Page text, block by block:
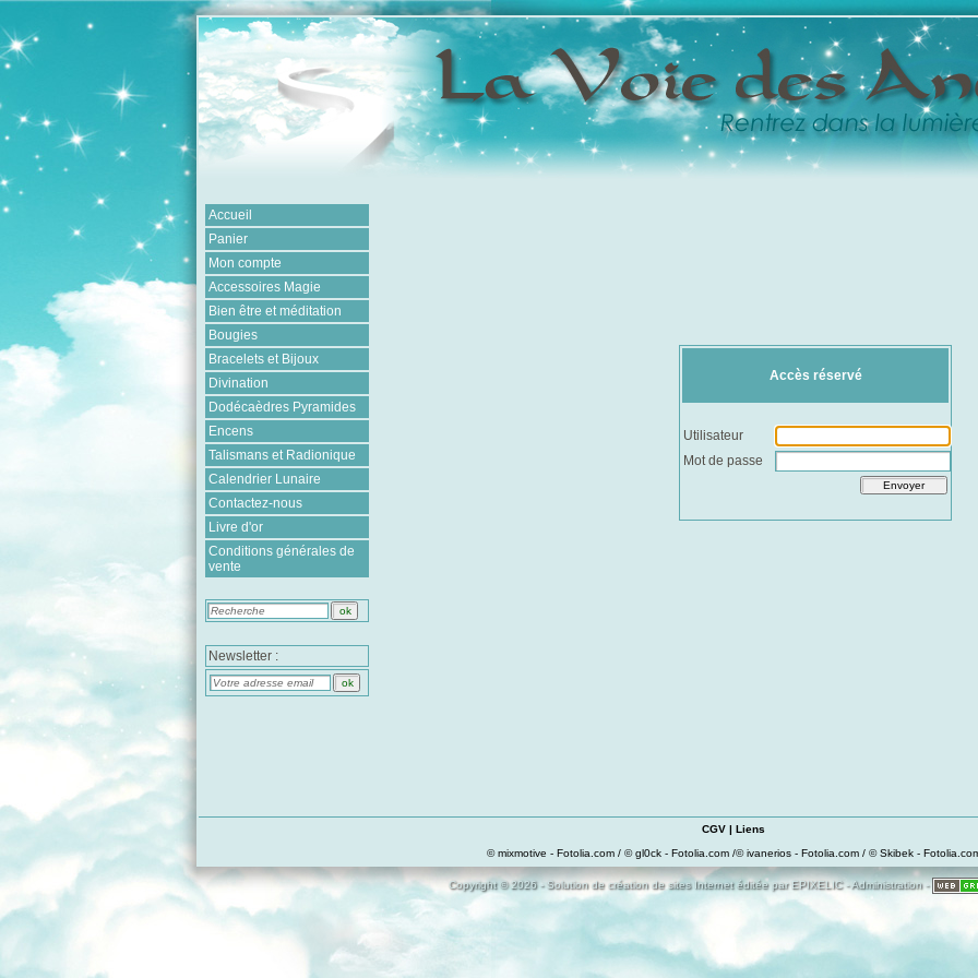
Accueil
Panier
Mon compte
Accessoires Magie
Bien être et méditation
Bougies
Bracelets et Bijoux
Divination
Dodécaèdres Pyramides
Encens
Talismans et Radionique
Calendrier Lunaire
Contactez-nous
Livre d'or
Conditions générales de
vente
Newsletter :
Accès réservé
Utilisateur
Mot de passe
CGV | Liens
© mixmotive - Fotolia.com / © gl0ck - Fotolia.com /© ivanerios - Fotolia.com / © Skibek -
Copyright © 2026 - Solution de création de sites Internet éditée par EPIXELIC- Administration-